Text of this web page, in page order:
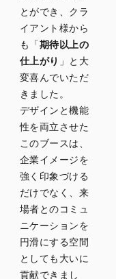
とができ、クラ
イアント様から
も「期待以上の
仕上がり 」と大
変喜んでいただ
きました。
デザインと機能
性を両立させた
このブースは、
企業イメージを
強く印象づける
だけでなく、来
場者とのコミュ
ニケーションを
円滑にする空間
としても大いに
貢献できまし